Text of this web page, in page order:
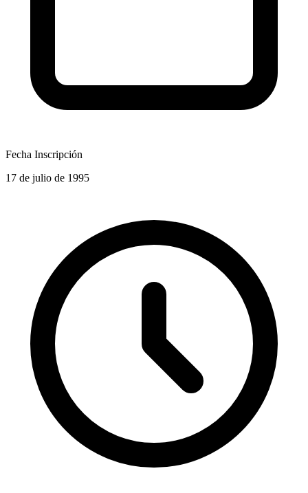
Fecha Inscripción
17 de julio de 1995